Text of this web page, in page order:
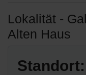
Lokalität -
Alten Haus
Standort: